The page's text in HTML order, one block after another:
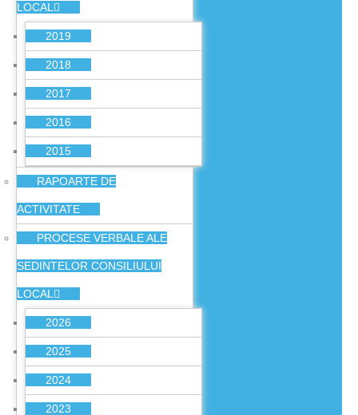
LOCAL
2019
2018
2017
2016
2015
RAPOARTE DE
ACTIVITATE
PROCESE VERBALE ALE
SEDINTELOR CONSILIULUI
LOCAL
2026
2025
2024
2023